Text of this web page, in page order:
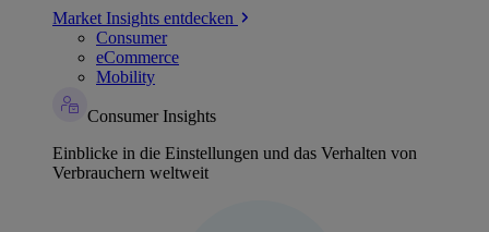
Market Insights entdecken
Consumer
eCommerce
Mobility
Consumer Insights
Einblicke in die Einstellungen und das Verhalten von
Verbrauchern weltweit